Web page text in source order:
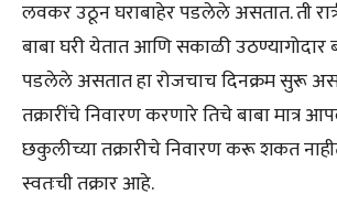
लवकर उठून घराबाहेर पडलेले असतात. ती
बाबा घरी येतात आणि सकाळी उठण्यागोदार
पडलेले असतात हा रोजचाच दिनक्रम सुरू
तक्रारींचे निवारण करणारे तिचे बाबा मात्र
छकुलीच्या तक्रारीचे निवारण करू शकत
स्वतःची तक्रार आहे.